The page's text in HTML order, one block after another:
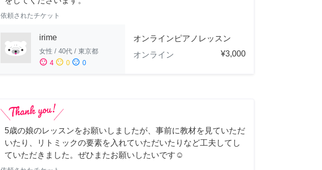
依頼されたチケット
irime
女性 / 40代 / 東京都
sentiment_satisfied 4 sentiment_neutral 0 sentiment_dissatisfied 0
オンラインピアノレッスン
オンライン
¥3,000
5歳の娘のレッスンをお願いしましたが、事前に教材を見ていただ
いたり、リトミックの要素を入れていただいたりなど工夫してし
ていただきました。ぜひまたお願いしたいです☺️